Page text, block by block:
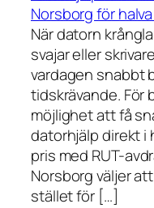
Norsborg för
När datorn
svajar eller
vardagen snabbt
tidskrävande. För
möjlighet att få
datorhjälp direkt i
pris med RUT-
Norsborg väljer
stället för […]